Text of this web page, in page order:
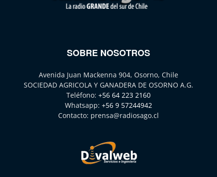
SOBRE NOSOTROS
Avenida Juan Mackenna 904, Osorno, Chile
SOCIEDAD AGRICOLA Y GANADERA DE OSORNO A.G.
Teléfono: +56 64 223 2160
Whatsapp: +56 9 57244942
Contacto: prensa@radiosago.cl